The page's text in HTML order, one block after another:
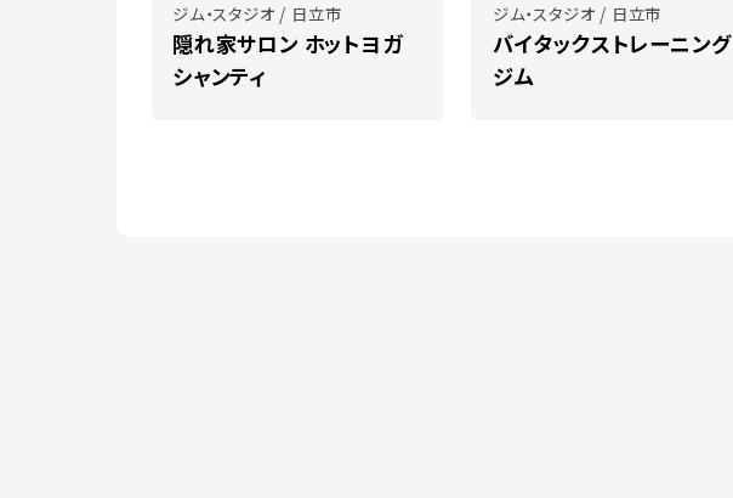
ジム・スタジオ / 日立市
隠れ家サロン ホットヨガ
シャンティ
ジム・スタジオ / 日立市
バイタックストレーニング
ジム